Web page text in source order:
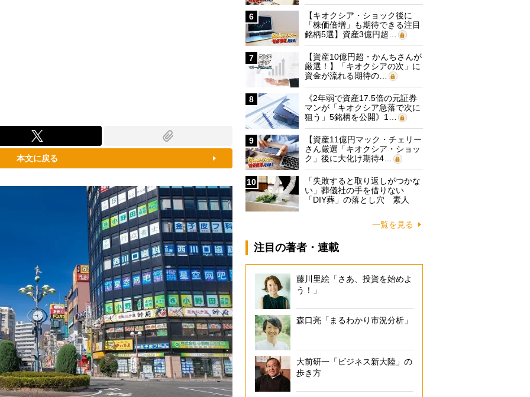
本文に戻る
6
【キオクシア・ショック後に
「株価倍増」も期待できる注目
銘柄5選】資産3億円超…
7
【資産10億円超・かんちさんが
厳選！】「キオクシアの次」に
資金が流れる期待の…
8
《2年弱で資産17.5倍の元証券
マンが「キオクシア急落で次に
狙う」5銘柄を公開》1…
9
【資産11億円マック・チェリー
さん厳選「キオクシア・ショッ
ク」後に大化け期待4…
10
「失敗すると取り返しがつかな
い」葬儀社の手を借りない
「DIY葬」の落とし穴 素人
一覧を見る
注目の著者・連載
藤川里絵「さあ、投資を始めよ
う！」
森口亮「まるわかり市況分析」
大前研一「ビジネス新大陸」の
歩き方